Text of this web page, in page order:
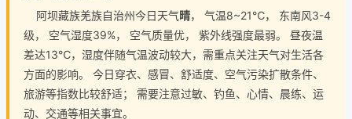
阿坝藏族羌族自治州今日天气晴， 气温8~21℃， 东南风3-4
级， 空气湿度39%， 空气质量优， 紫外线强度最弱。 昼夜温
差达13℃，湿度伴随气温波动较大，需重点关注天气对生活各
方面的影响。 今日穿衣、感冒、舒适度、空气污染扩散条件、
旅游等指数比较舒适； 需要注意过敏、钓鱼、心情、晨练、运
动、交通等相关事宜。